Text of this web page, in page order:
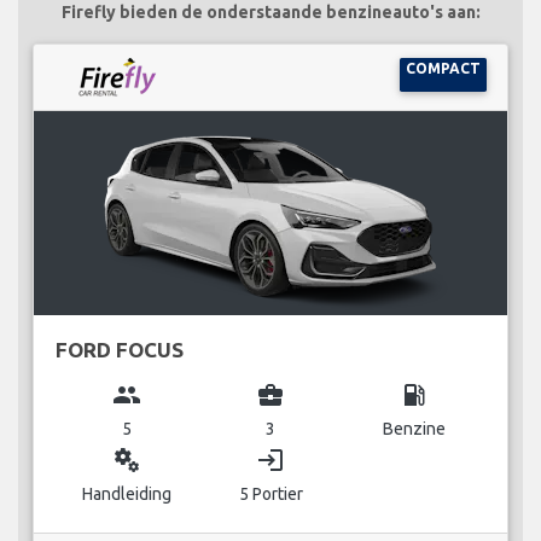
Firefly bieden de onderstaande benzineauto's aan:
COMPACT
FORD FOCUS
group
5
business_center
3
local_gas_station
Benzine
miscellaneous_services
Handleiding
login
5 Portier